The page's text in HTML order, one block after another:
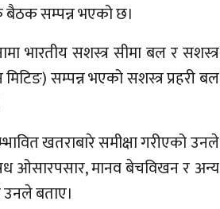
बैठक सम्पन्न भएको छ।
भारतीय सशस्त्र सीमा बल र सशस्त्र
सम्पन्न भएको सशस्त्र प्रहरी बल
खतराबारे समीक्षा गरीएको उनले
ओसारपसार, मानव बेचविखन र अन्य
बताए।